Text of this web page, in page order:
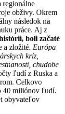
regionálne
obživy. Okrem
následok na
práce. Aj z
boli začaté
a zložité. Európa
kríz,
chudobe
ľudí z Ruska a
Celkovo
40 miliónov ľudí.
obyvateľov